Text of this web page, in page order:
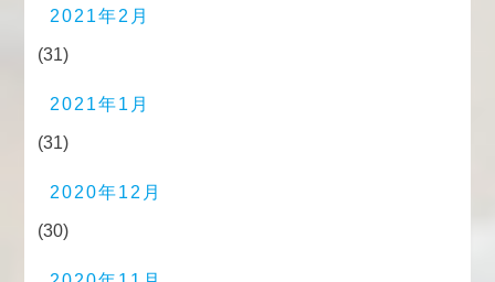
2021年2月
(31)
2021年1月
(31)
2020年12月
(30)